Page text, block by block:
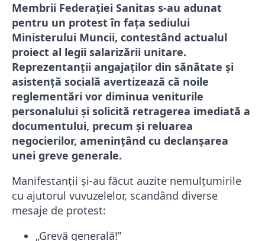
Membrii Federației Sanitas s-au adunat
pentru un protest în fața sediului
Ministerului Muncii, contestând actualul
proiect al legii salarizării unitare.
Reprezentanții angajaților din sănătate și
asistență socială avertizează că noile
reglementări vor diminua veniturile
personalului și solicită retragerea imediată a
documentului, precum și reluarea
negocierilor, amenințând cu declanșarea
unei greve generale.
Manifestanții și-au făcut auzite nemulțumirile
cu ajutorul vuvuzelelor, scandând diverse
mesaje de protest:
„Grevă generală!”